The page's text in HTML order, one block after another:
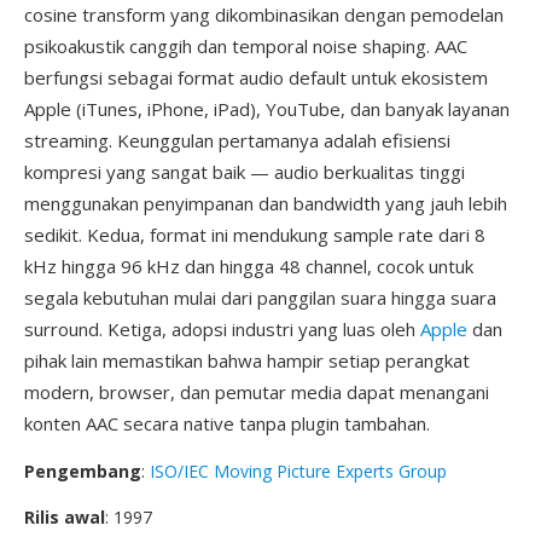
cosine transform yang dikombinasikan dengan pemodelan
psikoakustik canggih dan temporal noise shaping. AAC
berfungsi sebagai format audio default untuk ekosistem
Apple (iTunes, iPhone, iPad), YouTube, dan banyak layanan
streaming. Keunggulan pertamanya adalah efisiensi
kompresi yang sangat baik — audio berkualitas tinggi
menggunakan penyimpanan dan bandwidth yang jauh lebih
sedikit. Kedua, format ini mendukung sample rate dari 8
kHz hingga 96 kHz dan hingga 48 channel, cocok untuk
segala kebutuhan mulai dari panggilan suara hingga suara
surround. Ketiga, adopsi industri yang luas oleh Apple dan
pihak lain memastikan bahwa hampir setiap perangkat
modern, browser, dan pemutar media dapat menangani
konten AAC secara native tanpa plugin tambahan.
Pengembang: ISO/IEC Moving Picture Experts Group
Rilis awal: 1997